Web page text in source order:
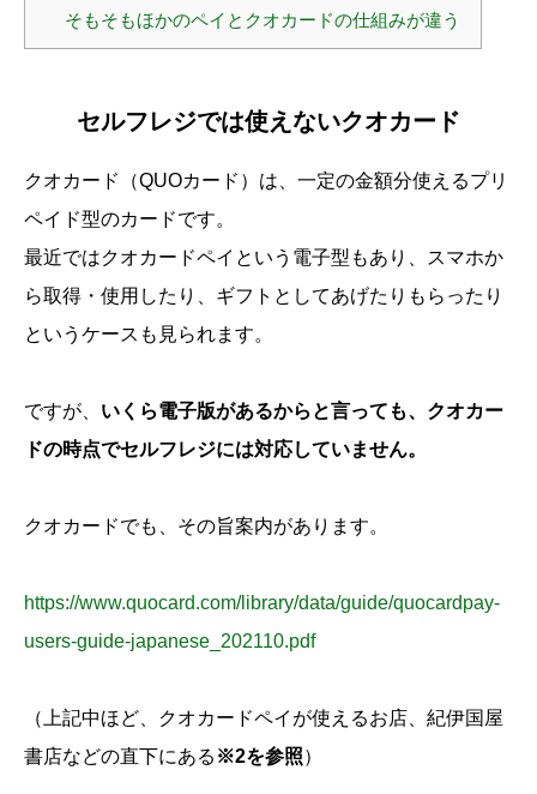
そもそもほかのペイとクオカードの仕組みが違う
セルフレジでは使えないクオカード
クオカード（QUOカード）は、一定の金額分使えるプリ
ペイド型のカードです。
最近ではクオカードペイという電子型もあり、スマホか
ら取得・使用したり、ギフトとしてあげたりもらったり
というケースも見られます。
ですが、 いくら電子版があるからと言っても、クオカー
ドの時点でセルフレジには対応していません。
クオカードでも、その旨案内があります。
https://www.quocard.com/library/data/guide/quocardpay-
users-guide-japanese_202110.pdf
（上記中ほど、クオカードペイが使えるお店、紀伊国屋
書店などの直下にある ※2を参照）